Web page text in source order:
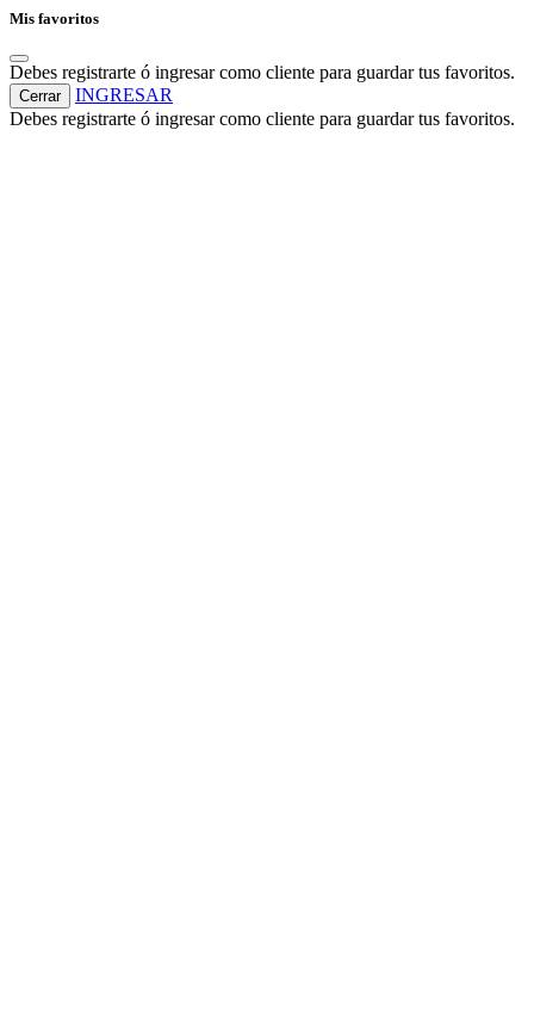
Mis favoritos
Debes registrarte ó ingresar como cliente para guardar tus favoritos.
Cerrar
INGRESAR
Debes registrarte ó ingresar como cliente para guardar tus favoritos.